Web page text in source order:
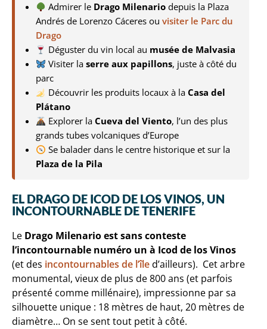
Admirer le Drago Milenario depuis la Plaza
Andrés de Lorenzo Cáceres ou visiter le Parc du
Drago
Déguster du vin local au musée de Malvasia
Visiter laserre aux papillons, juste à côté du
parc
Découvrir les produits locaux à laCasa del
Plátano
Explorer laCueva del Viento, l’un des plus
grands tubes volcaniques d’Europe
Se balader dans le centre historique et sur la
Plaza de la Pila
EL DRAGO DE ICOD DE LOS VINOS, UN
INCONTOURNABLE DE TENERIFE
Le Drago Milenario est sans conteste
l’incontournable numéro un à Icod de los Vinos
(et des incontournables de l’îled’ailleurs). Cet arbre
monumental, vieux de plus de 800 ans (et parfois
présenté comme millénaire), impressionne par sa
silhouette unique : 18 mètres de haut, 20 mètres de
diamètre… On se sent tout petit à côté.